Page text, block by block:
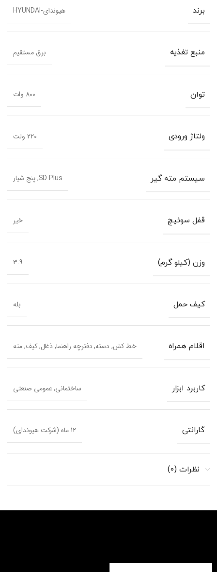
برند هیوندای-HYUNDAI
منبع تغذیه برق مستقیم
توان 800 وات
ولتاژ ورودی 220 ولت
سیستم مته گیر SD Plus, پنج شیار
قفل سوئیچ خیر
وزن (کیلو گرم) 3.9
کیف حمل بله
اقلام همراه خط کش, دسته, دفترچه راهنما, ذغال, کیف, مته
کاربرد ابزار ساختمانی, عمومی صنعتی
گارانتی 12 ماه (شرکت هیوندای)
نظرات (0)